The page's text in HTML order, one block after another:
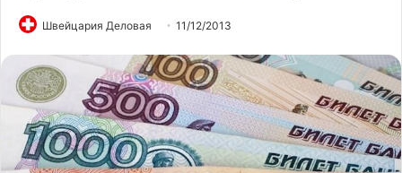
Швейцария Деловая 11/12/2013